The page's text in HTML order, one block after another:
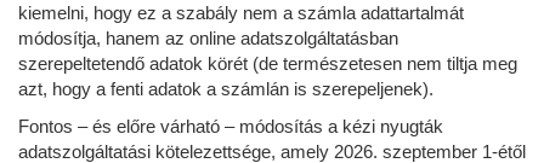
kiemelni, hogy ez a szabály nem a számla adattartalmát
módosítja, hanem az online adatszolgáltatásban
szerepeltetendő adatok körét (de természetesen nem tiltja meg
azt, hogy a fenti adatok a számlán is szerepeljenek).
Fontos – és előre várható – módosítás a kézi nyugták
adatszolgáltatási kötelezettsége, amely 2026. szeptember 1-étől